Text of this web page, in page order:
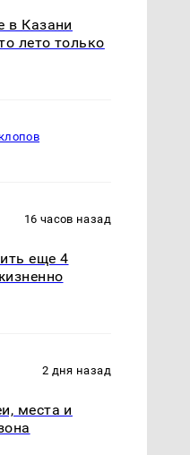
в Казани
лето только
16 часов назад
еще 4
2 дня назад
места и